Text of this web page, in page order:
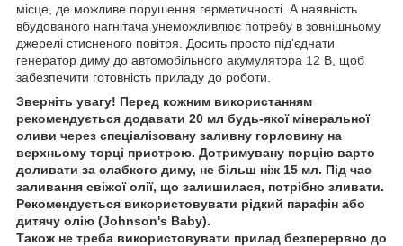
місце, де можливе порушення герметичності. А наявність
вбудованого нагнітача унеможливлює потребу в зовнішньому
джерелі стисненого повітря. Досить просто під'єднати
генератор диму до автомобільного акумулятора 12 В, щоб
забезпечити готовність приладу до роботи.
Зверніть увагу! Перед кожним використанням
рекомендується додавати 20 мл будь-якої мінеральної
оливи через спеціалізовану заливну горловину на
верхньому торці пристрою. Дотримувану порцію варто
доливати за слабкого диму, не більш ніж 15 мл. Під час
заливання свіжої олії, що залишилася, потрібно зливати.
Рекомендується використовувати рідкий парафін або
дитячу олію (Johnson's Baby).
Також не треба використовувати прилад безперервно до